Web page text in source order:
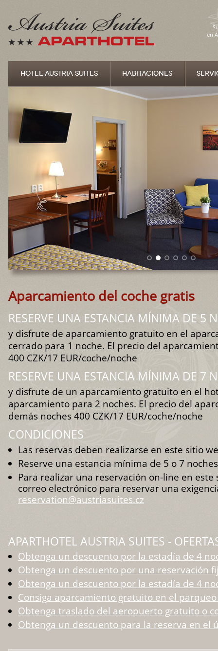
en
HOTEL AUSTRIA SUITES HABITACIONES
Aparcamiento del coche gratis
RESERVE UNA ESTANCIA MÍNIMA DE 5
y disfrute de aparcamiento gratuito en el
cerrado para 1 noche. El precio del
400 CZK/17 EUR/coche/noche
RESERVE UNA ESTANCIA MÍNIMA DE 7
y disfrute de un aparcamiento gratuito en el
aparcamiento para 2 noches. El precio del
demás noches 400 CZK/17 EUR/coche/noche
CONDICIONES
Las reservas deben realizarse en este sitio
Reserve una estancia mínima de 5 o 7
Para realizar una reservación on-line en
correo electrónico para reservar una
reservation@austriasuites.cz
APARTHOTEL AUSTRIA SUITES -
Obtenga un descuento por la estadía de 4
Obtenga un descuento por una reservación
Obtenga un descuento por la estadía de 4
Consiga aparcamiento gratuito en el parqueo
Obtenga traslado del aeropuerto gratuito o
Obtenga un descuento para la reserva en el